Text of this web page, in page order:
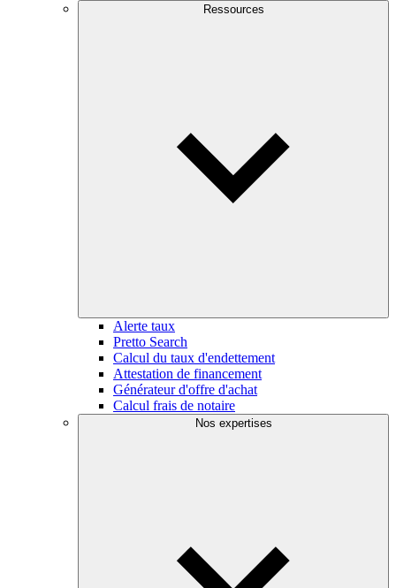
Ressources
Alerte taux
Pretto Search
Calcul du taux d'endettement
Attestation de financement
Générateur d'offre d'achat
Calcul frais de notaire
Nos expertises